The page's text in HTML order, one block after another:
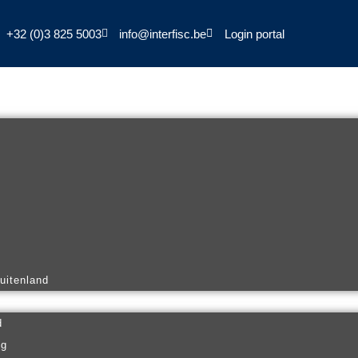
+32 (0)3 825 5003 info@interfisc.be Login portal